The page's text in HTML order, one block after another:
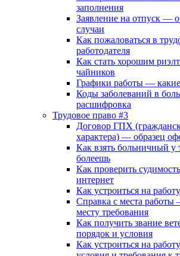
заполнения
Заявление на отпуск —
случаи
Как пожаловаться в
работодателя
Как стать хорошим
чайников
Графики работы —
Коды заболеваний в
расшифровка
Трудовое право #3
Договор ГПХ
характера) — образец
Как взять больничный у
болеешь
Как проверить
интернет
Как устроиться на
Справка с места
месту требования
Как получить звание
порядок и условия
Как устроиться на